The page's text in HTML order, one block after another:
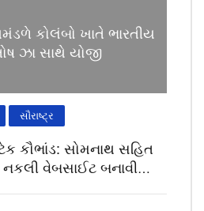
કોલંબો ખાતે ભારતીય
ઝા સાથે યોજી
સૌરાષ્ટ્ર
કૌભાંડ: સોમનાથ સહિત
વેબસાઈટ બનાવી